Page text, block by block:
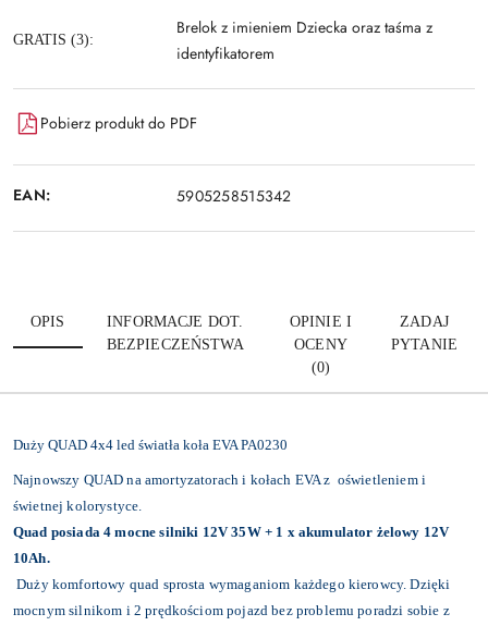
GRATIS (3):
Brelok z imieniem Dziecka oraz taśma z
identyfikatorem
Pobierz produkt do PDF
EAN: 5905258515342
OPIS
INFORMACJE DOT.
BEZPIECZEŃSTWA
OPINIE I
OCENY
(0)
ZADAJ
PYTANIE
Duży QUAD 4x4 led światła koła EVA PA0230
Najnowszy QUAD na amortyzatorach i kołach EVA z oświetleniem i
świetnej kolorystyce.
Quad posiada 4 mocne silniki 12V 35W + 1 x akumulator żelowy 12V
10Ah.
Duży komfortowy quad sprosta wymaganiom każdego kierowcy. Dzięki
mocnym silnikom i 2 prędkościom pojazd bez problemu poradzi sobie z